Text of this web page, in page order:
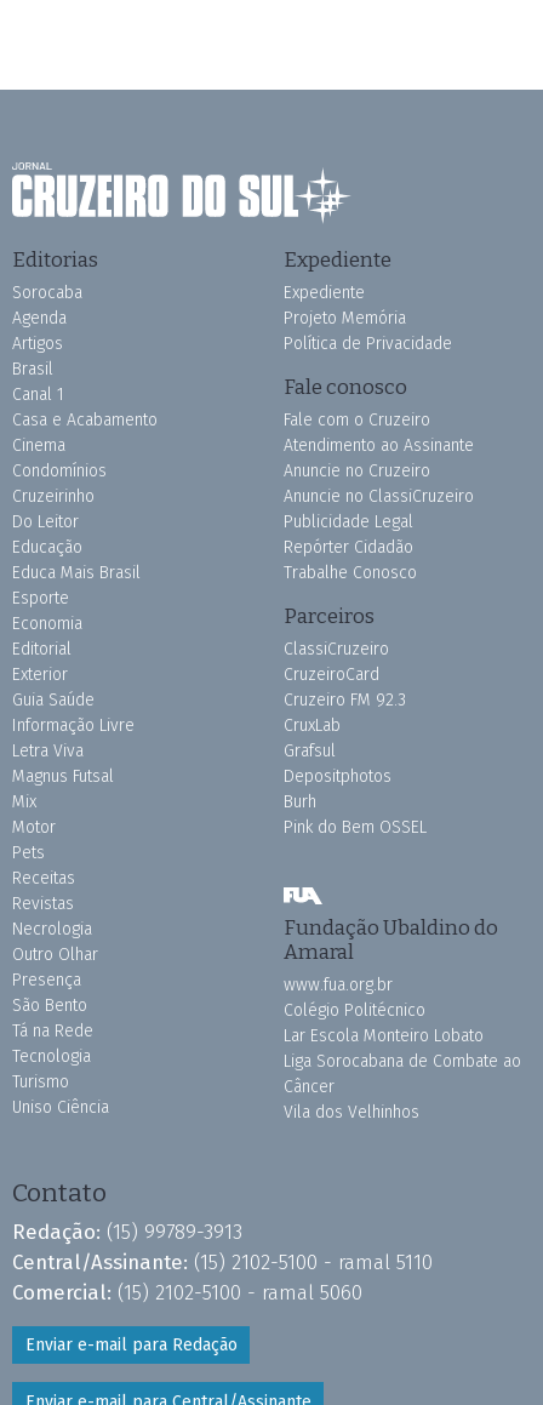
Editorias
Sorocaba
Agenda
Artigos
Brasil
Canal 1
Casa e Acabamento
Cinema
Condomínios
Cruzeirinho
Do Leitor
Educação
Educa Mais Brasil
Esporte
Economia
Editorial
Exterior
Guia Saúde
Informação Livre
Letra Viva
Magnus Futsal
Mix
Motor
Pets
Receitas
Revistas
Necrologia
Outro Olhar
Presença
São Bento
Tá na Rede
Tecnologia
Turismo
Uniso Ciência
Expediente
Expediente
Projeto Memória
Política de Privacidade
Fale conosco
Fale com o Cruzeiro
Atendimento ao Assinante
Anuncie no Cruzeiro
Anuncie no ClassiCruzeiro
Publicidade Legal
Repórter Cidadão
Trabalhe Conosco
Parceiros
ClassiCruzeiro
CruzeiroCard
Cruzeiro FM 92.3
CruxLab
Grafsul
Depositphotos
Burh
Pink do Bem OSSEL
Fundação Ubaldino do
Amaral
www.fua.org.br
Colégio Politécnico
Lar Escola Monteiro Lobato
Liga Sorocabana de Combate ao
Câncer
Vila dos Velhinhos
Contato
Redação: (15) 99789-3913
Central/Assinante: (15) 2102-5100 - ramal 5110
Comercial: (15) 2102-5100 - ramal 5060
Enviar e-mail para Redação